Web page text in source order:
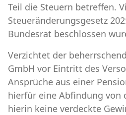
Teil die Steuern betreffen.
Steueränderungsgesetz
Bundesrat beschlossen
Verzichtet der
GmbH vor Eintritt des
Ansprüche aus einer
hierfür eine Abfindung von
hierin keine verdeckte